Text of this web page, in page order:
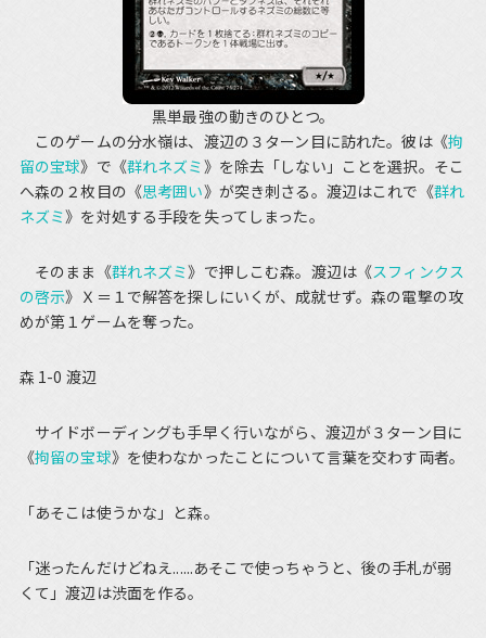
黒単最強の動きのひとつ。
このゲームの分水嶺は、渡辺の３ターン目に訪れた。彼は《拘
留の宝球》で《群れネズミ》を除去「しない」ことを選択。そこ
へ森の２枚目の《思考囲い》が突き刺さる。渡辺はこれで《群れ
ネズミ》を対処する手段を失ってしまった。
そのまま《群れネズミ》で押しこむ森。渡辺は《スフィンクス
の啓示》Ｘ＝１で解答を探しにいくが、成就せず。森の電撃の攻
めが第１ゲームを奪った。
森 1-0 渡辺
サイドボーディングも手早く行いながら、渡辺が３ターン目に
《拘留の宝球》を使わなかったことについて言葉を交わす両者。
「あそこは使うかな」と森。
「迷ったんだけどねえ......あそこで使っちゃうと、後の手札が弱
くて」渡辺は渋面を作る。